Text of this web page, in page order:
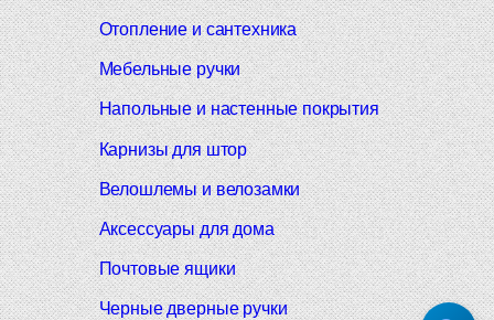
Отопление и сантехника
Мебельные ручки
Напольные и настенные покрытия
Карнизы для штор
Велошлемы и велозамки
Аксессуары для дома
Почтовые ящики
Черные дверные ручки